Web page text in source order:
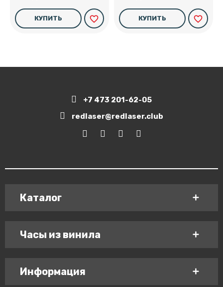
КУПИТЬ favorite_border КУПИТЬ favorite_border
+7 473 201-62-05
redlaser@redlaser.club
Каталог
Часы из винила
Информация